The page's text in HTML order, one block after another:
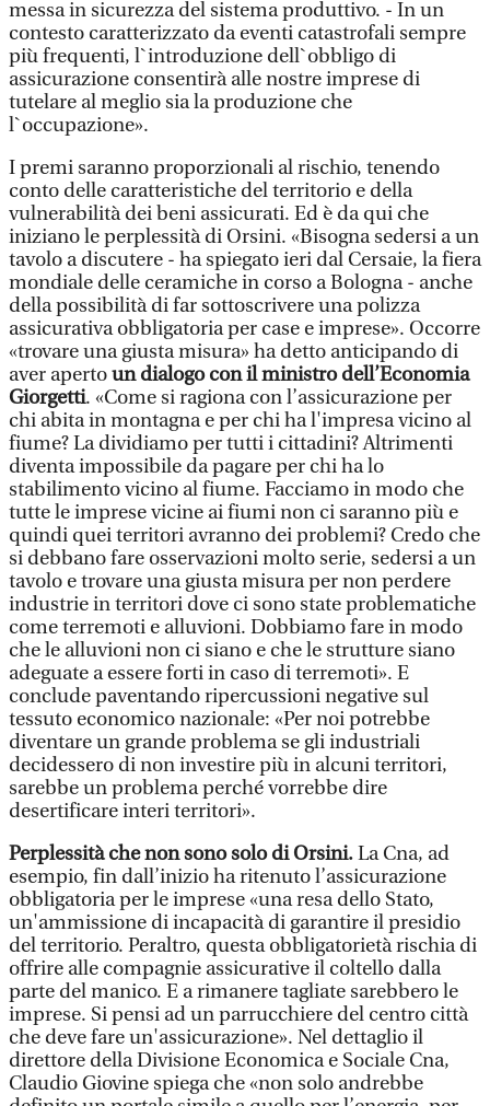
messa in sicurezza del sistema produttivo. - In un
contesto caratterizzato da eventi catastrofali sempre
più frequenti, l`introduzione dell`obbligo di
assicurazione consentirà alle nostre imprese di
tutelare al meglio sia la produzione che
l`occupazione».
I premi saranno proporzionali al rischio, tenendo
conto delle caratteristiche del territorio e della
vulnerabilità dei beni assicurati. Ed è da qui che
iniziano le perplessità di Orsini. «Bisogna sedersi a un
tavolo a discutere - ha spiegato ieri dal Cersaie, la fiera
mondiale delle ceramiche in corso a Bologna - anche
della possibilità di far sottoscrivere una polizza
assicurativa obbligatoria per case e imprese». Occorre
«trovare una giusta misura» ha detto anticipando di
aver apertoun dialogo con il ministro dell’Economia
Giorgetti. «Come si ragiona con l’assicurazione per
chi abita in montagna e per chi ha l'impresa vicino al
fiume? La dividiamo per tutti i cittadini? Altrimenti
diventa impossibile da pagare per chi ha lo
stabilimento vicino al fiume. Facciamo in modo che
tutte le imprese vicine ai fiumi non ci saranno più e
quindi quei territori avranno dei problemi? Credo che
si debbano fare osservazioni molto serie, sedersi a un
tavolo e trovare una giusta misura per non perdere
industrie in territori dove ci sono state problematiche
come terremoti e alluvioni. Dobbiamo fare in modo
che le alluvioni non ci siano e che le strutture siano
adeguate a essere forti in caso di terremoti». E
conclude paventando ripercussioni negative sul
tessuto economico nazionale: «Per noi potrebbe
diventare un grande problema se gli industriali
decidessero di non investire più in alcuni territori,
sarebbe un problema perché vorrebbe dire
desertificare interi territori».
Perplessità che non sono solo di Orsini.La Cna, ad
esempio, fin dall’inizio ha ritenuto l’assicurazione
obbligatoria per le imprese «una resa dello Stato,
un'ammissione di incapacità di garantire il presidio
del territorio. Peraltro, questa obbligatorietà rischia di
offrire alle compagnie assicurative il coltello dalla
parte del manico. E a rimanere tagliate sarebbero le
imprese. Si pensi ad un parrucchiere del centro città
che deve fare un'assicurazione». Nel dettaglio il
direttore della Divisione Economica e Sociale Cna,
Claudio Giovine spiega che «non solo andrebbe